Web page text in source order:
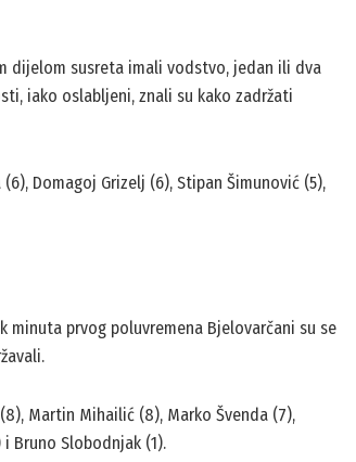
dijelom susreta imali vodstvo, jedan ili dva
iako oslabljeni, znali su kako zadržati
Domagoj Grizelj (6), Stipan Šimunović (5),
minuta prvog poluvremena Bjelovarčani su se
Martin Mihailić (8), Marko Švenda (7),
i Bruno Slobodnjak (1).